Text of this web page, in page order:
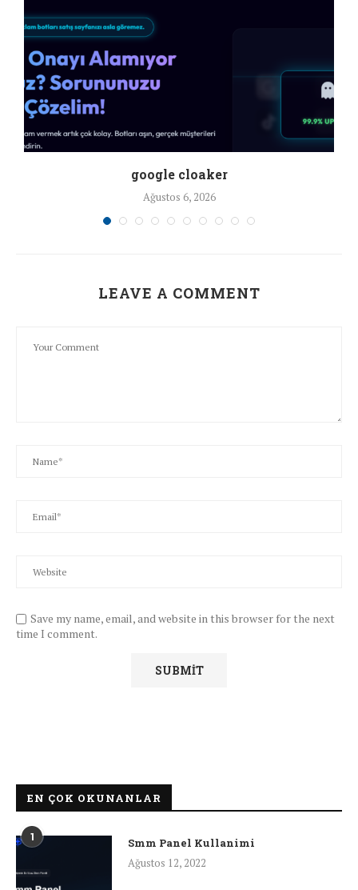
google cloaker
Ağustos 6, 2026
LEAVE A COMMENT
Save my name, email, and website in this browser for the next
time I comment.
EN ÇOK OKUNANLAR
1
Smm Panel Kullanimi
Ağustos 12, 2022